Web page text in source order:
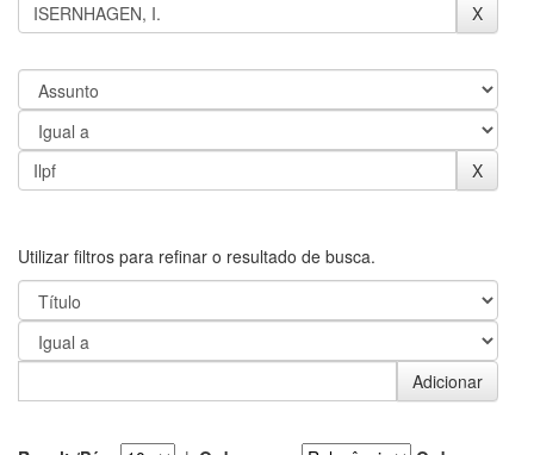
Utilizar filtros para refinar o resultado de busca.